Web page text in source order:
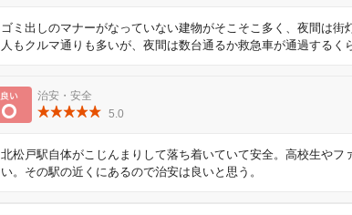
ゴミ出しのマナーがなっていない建物がそこそこ多く、夜間は街
人もクルマ通りも多いが、夜間は数台通るか救急車が通過するく
良い
治安・安全
5.0
北松戸駅自体がこじんまりして落ち着いていて安全。高校生やフ
い。その駅の近くにあるので治安は良いと思う。